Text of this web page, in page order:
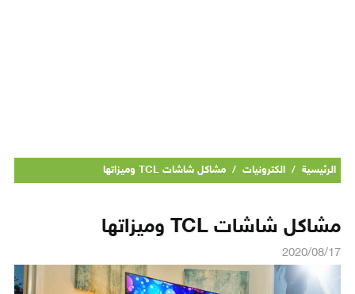
الرئيسية / الكترونيات / مشاكل شاشات TCL وميزاتها
مشاكل شاشات TCL وميزاتها
2020/08/17